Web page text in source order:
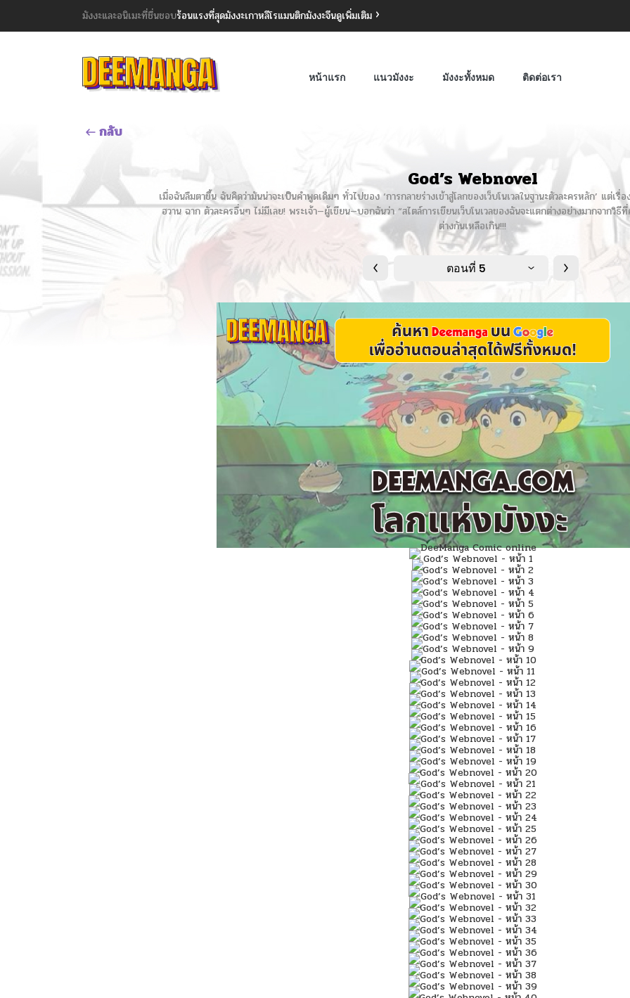
มังงะและอนิเมะที่ชื่นชอบร้อนแรงที่สุดมังงะเกาหลีโรแมนติกมังงะจีนดูเพิ่มเติม
หน้าแรก แนวมังงะ มังงะทั้งหมด ติดต่อเรา
กลับ
God’s Webnovel
เมื่อฉันลืมตาขึ้น ฉันคิดว่ามันน่าจะเป็นคำพูดเดิมๆ ทั่วไปของ ‘การกลายร่างเข้าสู่โลกของเว็บโนเวลในฐานะตัวละครหลัก’ แต่เ
ฮวาน ฉาก ตัวละครอื่นๆ ไม่มีเลย! พระเจ้า—ผู้เขียน—บอกฉันว่า “สไตล์การเขียนเว็บโนเวลของฉันจะแตกต่างอย่างมากจาก
ต่างกันเหลือเกิน!!!
ตอนที่ 5